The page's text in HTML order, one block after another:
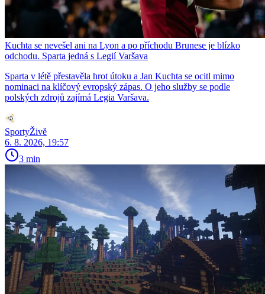
Kuchta se nevešel ani na Lyon a po příchodu Brunese je blízko
odchodu. Sparta jedná s Legií Varšava
Sparta v létě přestavěla hrot útoku a Jan Kuchta se ocitl mimo
nominaci na klíčový evropský zápas. O jeho služby se podle
polských zdrojů zajímá Legia Varšava.
SportyŽivě
6. 8. 2026, 19:57
3 min